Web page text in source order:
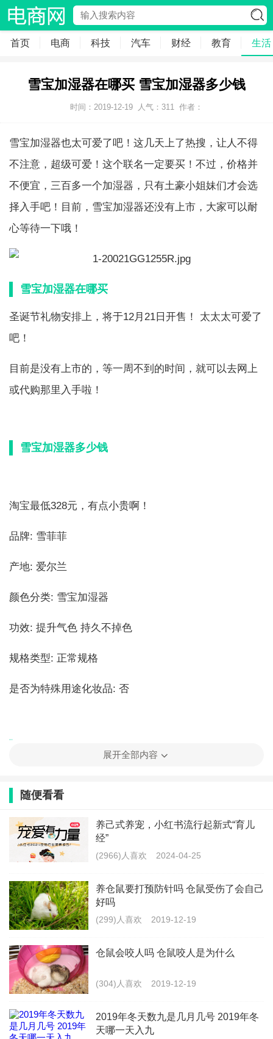
首页 电商 科技 汽车 财经 教育 生活
雪宝加湿器在哪买 雪宝加湿器多少钱
时间：2019-12-19 人气： 311 作者：
雪宝加湿器也太可爱了吧！这几天上了热搜，让人不得
不注意，超级可爱！这个联名一定要买！不过，价格并
不便宜，三百多一个加湿器，只有土豪小姐妹们才会选
择入手吧！目前，雪宝加湿器还没有上市，大家可以耐
心等待一下哦！
雪宝加湿器在哪买
圣诞节礼物安排上，将于12月21日开售！ 太太太可爱了
吧！
目前是没有上市的，等一周不到的时间，就可以去网上
或代购那里入手啦！
雪宝加湿器多少钱
淘宝最低328元，有点小贵啊！
品牌: 雪菲菲
产地: 爱尔兰
颜色分类: 雪宝加湿器
功效: 提升气色 持久不掉色
规格类型: 正常规格
是否为特殊用途化妆品: 否
但是不科学的使用加湿器，使空气中有害微生物进入呼
吸道，抵抗力弱的人就会引发肺炎。其中就包括：湿过
头了。
的繁殖速度大大加快。
有些家庭可能为了室内更舒适，总是24小时不间断的开
着加湿器。这样其实是给细菌创造了一个非常好的繁殖
环境啊。这样更容易引起加湿性肺炎。
高，建议开定时的功能，或是恒湿模式，这样的话身体
展开全部内容
随便看看
养己式养宠，小红书流行起新式“育儿
经”
(2966)人喜欢 2024-04-25
养仓鼠要打预防针吗 仓鼠受伤了会自己
好吗
(299)人喜欢 2019-12-19
仓鼠会咬人吗 仓鼠咬人是为什么
(304)人喜欢 2019-12-19
2019年冬天数九是几月几号 2019年冬
天哪一天入九